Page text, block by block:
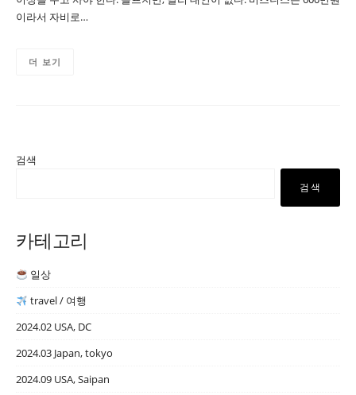
이라서 자비로…
더 보기
검색
검색
카테고리
일상
travel / 여행
2024.02 USA, DC
2024.03 Japan, tokyo
2024.09 USA, Saipan